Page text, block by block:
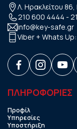
Λ. Ηρακλείτου
210 600 4444 -
info@key-safe.gr
Viber + Whats Up:
ΠΛΗΡΟΦΟΡΙΕΣ
Προφίλ
Υπηρεσίες
Υποστήριξη